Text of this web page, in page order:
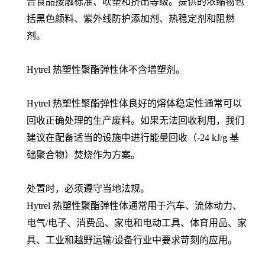
括黑色颜料、紫外线防护添加剂、热稳定剂和阻燃
剂。
Hytrel 热塑性聚酯弹性体不含增塑剂。
Hytrel 热塑性聚酯弹性体良好的熔体稳定性通常可以
回收正确处理的生产废料。如果无法回收利用，我们
建议在配备适当的设施中进行能量回收（-24 kJ/g 基
础聚合物）焚烧作为方案。
处置时，必须遵守当地法规。
Hytrel 热塑性聚酯弹性体通常用于汽车、流体动力、
电气/电子、消费品、家电和电动工具、体育用品、家
具、工业和越野运输/设备行业中要求苛刻的应用。